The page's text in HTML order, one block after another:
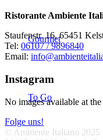
Gourmet
To Go
Ristorante Ambiente
Staufenstr. 16, 65451
Tel: 06107 / 9896840
Email:
Instagram
No images available at
Folge uns!
© Ambiente Italiano 2025